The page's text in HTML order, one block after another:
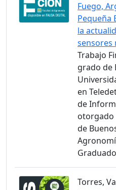
Fuego,
Pequeña
la
sensores
Trabajo
grado de
en
de
otorgado
de
Torres,